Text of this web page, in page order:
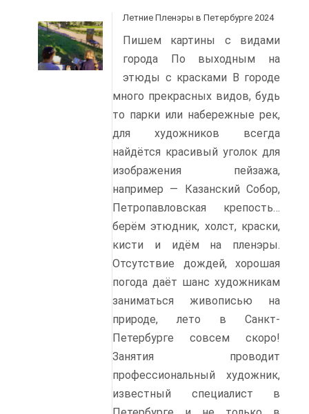
Летние Пленэры в Петербурге 2024
Пишем картины с видами
города По выходным на
этюды с красками В городе
много прекрасных видов, будь
то парки или набережные рек,
для художников всегда
найдётся красивый уголок для
изображения пейзажа,
например — Казанский Собор,
Петропавловская крепость…
берём этюдник, холст, краски,
кисти и идём на пленэры.
Отсутствие дождей, хорошая
погода даёт шанс художникам
заниматься живописью на
природе, лето в Санкт-
Петербурге совсем скоро!
Занятия проводит
профессиональный художник,
известный специалист в